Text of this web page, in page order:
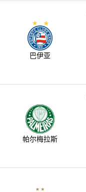
巴伊亚
帕尔梅拉斯